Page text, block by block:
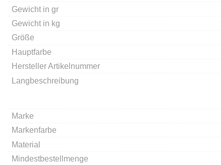
Gewicht in gr
Gewicht in kg
Größe
Hauptfarbe
Hersteller Artikelnummer
Langbeschreibung
Marke
Markenfarbe
Material
Mindestbestellmenge